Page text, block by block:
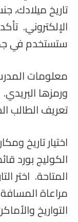
تاريخ ميلادك،
الإلكتروني.
ستستخدم في
ورمزها
تعريف الطالب
الكوليج بورد
المتاحة. اختر
مراعاة
التواريخ